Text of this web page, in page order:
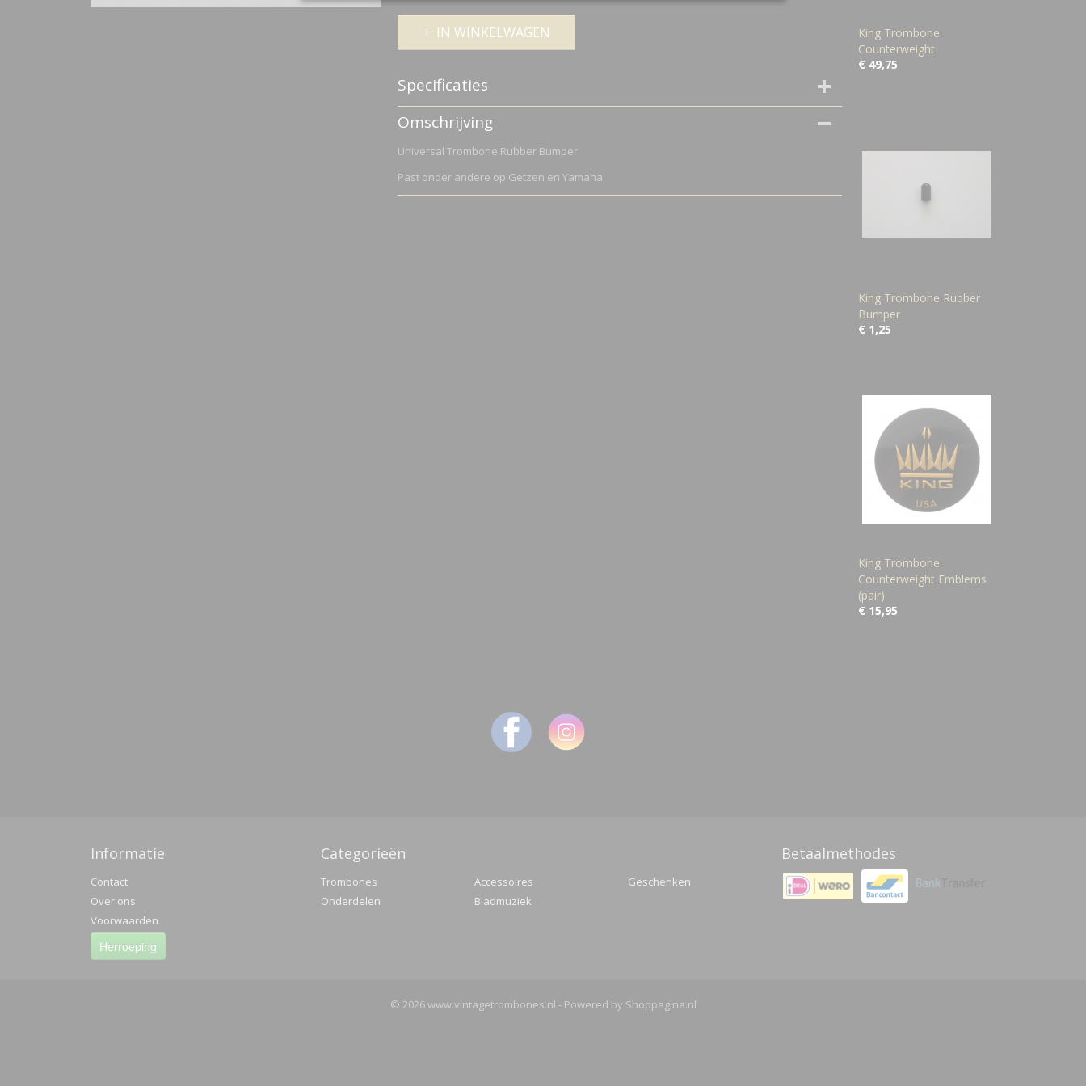
IN WINKELWAGEN
Specificaties
Productcode
Omschrijving
Universal Trombone Rubber Bumper
Past onder andere op Getzen en Yamaha
King Trombone
Counterweight
€ 49,75
King Trombone Rubber
Bumper
€ 1,25
King Trombone
Counterweight Emblems
(pair)
€ 15,95
Informatie
Contact
Over ons
Voorwaarden
Herroeping
Categorieën
Trombones
Onderdelen
Accessoires
Bladmuziek
Geschenken
Betaalmethodes
© 2026 www.vintagetrombones.nl - Powered by Shoppagina.nl